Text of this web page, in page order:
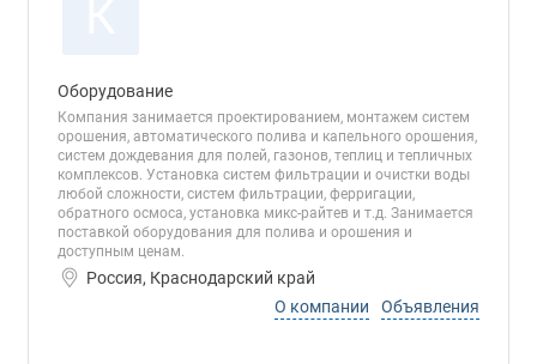
Оборудование
Компания занимается проектированием, монтажем систем
орошения, автоматического полива и капельного орошения,
систем дождевания для полей, газонов, теплиц и тепличных
комплексов. Установка систем фильтрации и очистки воды
любой сложности, систем фильтрации, ферригации,
обратного осмоса, установка микс-райтев и т.д. Занимается
поставкой оборудования для полива и орошения и
доступным ценам.
Россия, Краснодарский край
О компании
Объявления